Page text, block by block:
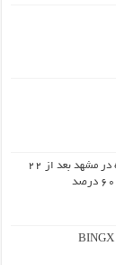
تعیین تکلیف طرح باغ موسوم به عامل زاده در مشهد بعد از ۲۲